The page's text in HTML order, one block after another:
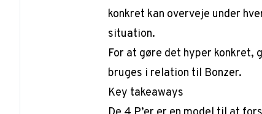
konkret kan overveje under
situation.
For at gøre det hyper konkret,
bruges i relation til Bonzer.
Key takeaways